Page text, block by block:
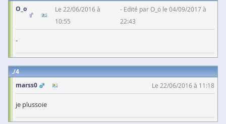
O_o
Le 22/06/2016 à
10:55
Edité par O_o le 04/09/2017 à
22:43
-
4
marss0
Le 22/06/2016 à 11:18
je plussoie